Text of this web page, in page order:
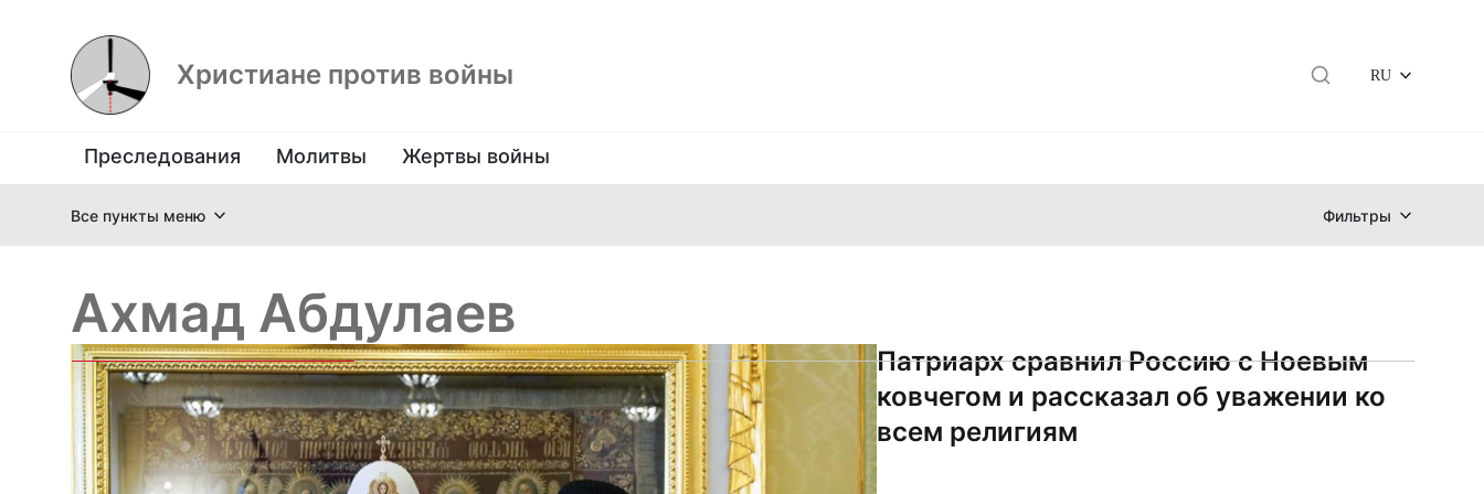
Христиане против войны RU
Преследования Молитвы Жертвы войны
Все пункты меню Фильтры
Ахмад Абдулаев
Патриарх сравнил Россию с Ноевым
ковчегом и рассказал об уважении ко
всем религиям